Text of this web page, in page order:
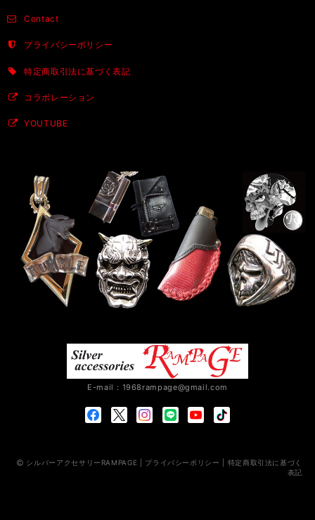
Contact
プライバシーポリシー
特定商取引法に基づく表記
コラボレーション
YOUTUBE
E-mail： 1968rampage@gmail.com
シルバーアクセサリーRAMPAGE | プライバシーポリシー
特定商取引法に基づく
表記